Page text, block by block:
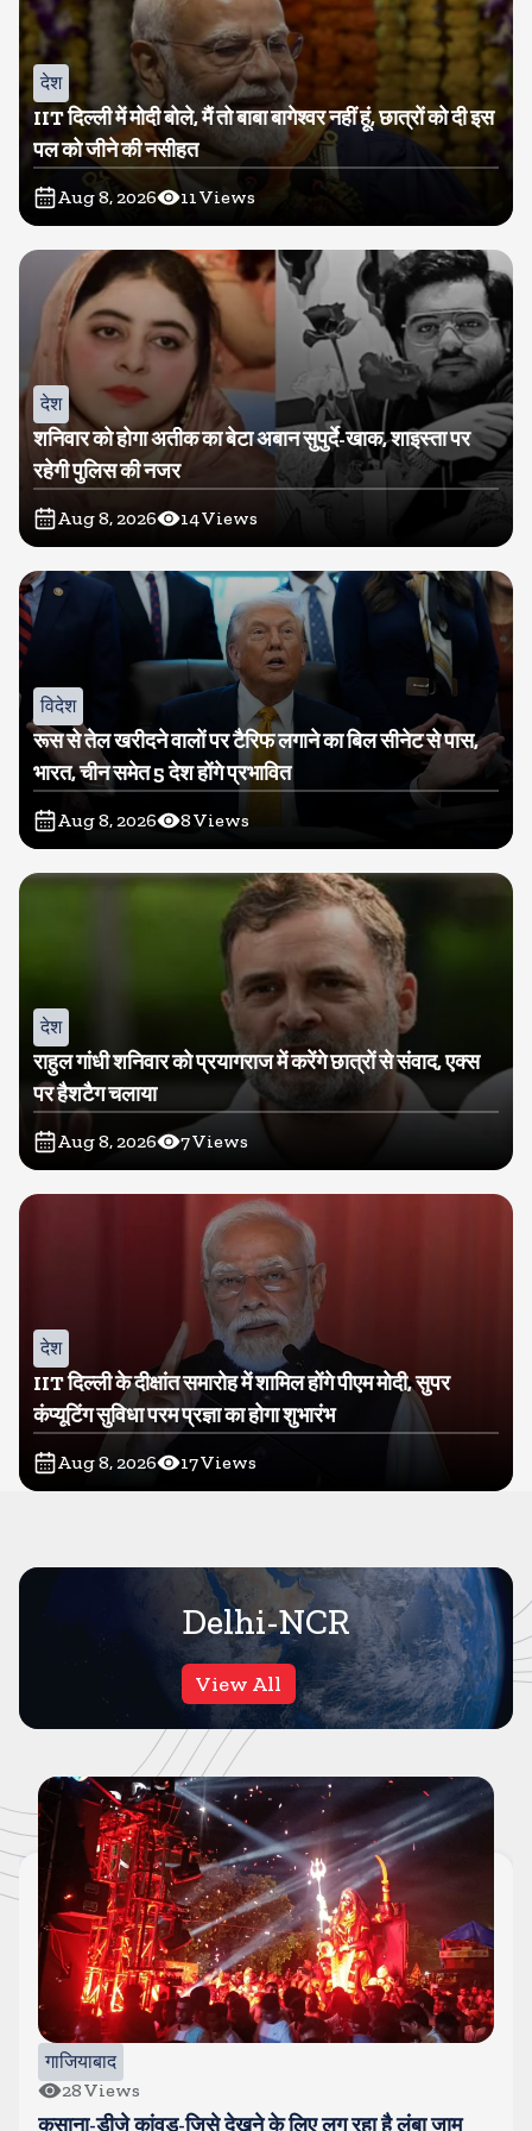
देश
IIT दिल्ली में मोदी बोले, मैं तो बाबा बागेश्वर नहीं हूं, छात्रों को दी इस
पल को जीने की नसीहत
Aug 8, 2026 11Views
देश
शनिवार को होगा अतीक का बेटा अबान सुपुर्दे-खाक, शाइस्ता पर
रहेगी पुलिस की नजर
Aug 8, 2026 14Views
विदेश
रूस से तेल खरीदने वालों पर टैरिफ लगाने का बिल सीनेट से पास,
भारत, चीन समेत 5 देश होंगे प्रभावित
Aug 8, 2026 8Views
देश
राहुल गांधी शनिवार को प्रयागराज में करेंगे छात्रों से संवाद, एक्स
पर हैशटैग चलाया
Aug 8, 2026 7Views
देश
IIT दिल्ली के दीक्षांत समारोह में शामिल होंगे पीएम मोदी, सुपर
कंप्यूटिंग सुविधा परम प्रज्ञा का होगा शुभारंभ
Aug 8, 2026 17Views
Delhi-NCR
View All
दिल्ली NCR
50Views
दिल्ली में मौत के मुहाने से बचे तीन बच्चे, सडक किनारे खुले